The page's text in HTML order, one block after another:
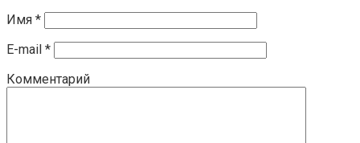
Имя *
E-mail *
Комментарий